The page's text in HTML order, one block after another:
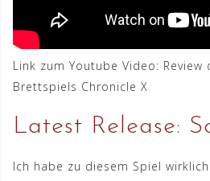
Link zum Youtube Video: Review
Brettspiels Chronicle X
Latest Release:
Ich habe zu diesem Spiel